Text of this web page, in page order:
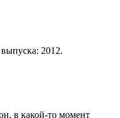
2012.
в какой-то момент